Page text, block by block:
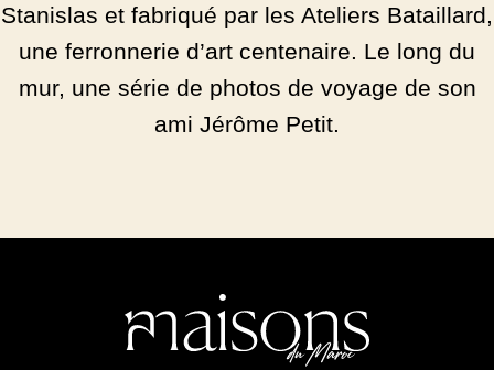
Stanislas et fabriqué par les Ateliers Bataillard,
une ferronnerie d’art centenaire. Le long du
mur, une série de photos de voyage de son
ami Jérôme Petit.